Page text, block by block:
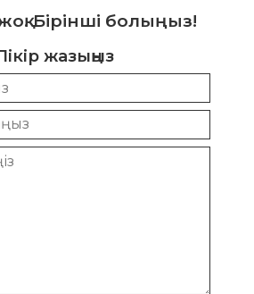
Бірінші болыңыз!
жазыңыз